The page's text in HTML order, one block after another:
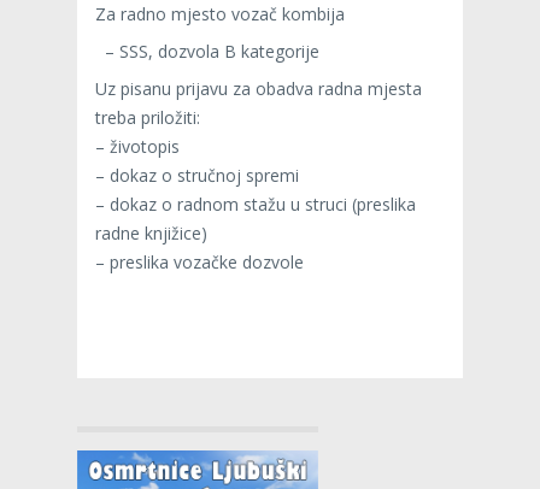
Za radno mjesto vozač kombija
– SSS, dozvola B kategorije
Uz pisanu prijavu za obadva radna mjesta
treba priložiti:
– životopis
– dokaz o stručnoj spremi
– dokaz o radnom stažu u struci (preslika
radne knjižice)
– preslika vozačke dozvole